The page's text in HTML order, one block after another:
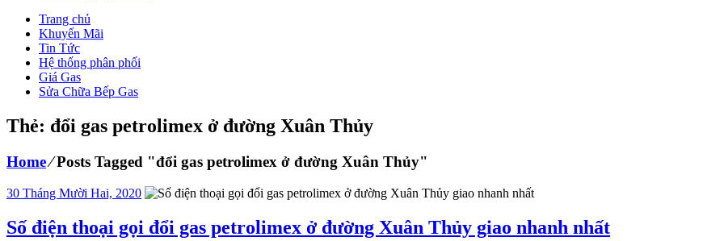
Trang chủ
Khuyến Mãi
Tin Tức
Hệ thống phân phối
Giá Gas
Sửa Chữa Bếp Gas
Thẻ: đổi gas petrolimex ở đường Xuân Thủy
Home⁄Posts Tagged "đổi gas petrolimex ở đường Xuân Thủy"
30 Tháng Mười Hai, 2020
Số điện thoại gọi đổi gas petrolimex ở đường Xuân Thủy giao nhanh nhất